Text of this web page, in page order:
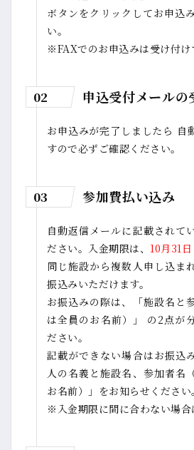
ボタンをクリックしてお申込
い。
※FAXでのお申込みは受け付け
02 申込受付メールの
お申込みが完了しましたら 自
すので必ずご確認ください。
03 参加費払い込み
自動返信メールに記載されて
ださい。入金期限は、 10月31日
同じ施設から複数人申し込ま
振込みいただけます。
お振込みの際は、「施設名と
は全員のお名前）」 の2点が
ださい。
記載ができない場合はお振込
人の名義と施設名、参加者名
お名前）」をお知らせください。
※入金期限に間に合わない場合